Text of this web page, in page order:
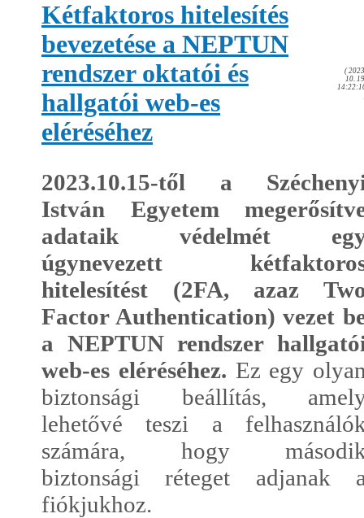
Kétfaktoros hitelesítés
bevezetése a NEPTUN
rendszer oktatói és
hallgatói web-es
eléréséhez
(
10.
2023.10.15-től a
István Egyetem
adataik védelmét
úgynevezett
hitelesítést (2FA, azaz
Factor Authentication) vezet
a NEPTUN rendszer
web-es eléréséhez. Ez egy
biztonsági beállítás,
lehetővé teszi a
számára, hogy
biztonsági réteget adjanak
fiókjukhoz.